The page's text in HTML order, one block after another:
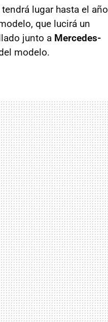
lugar hasta el año
que lucirá un
junto a Mercedes-
modelo.